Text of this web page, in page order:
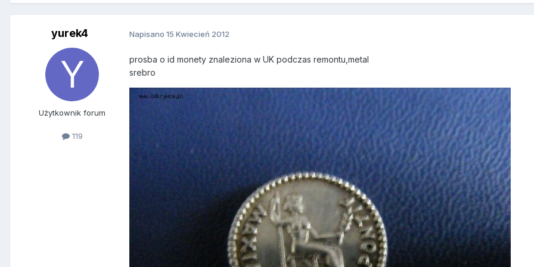
yurek4
Użytkownik forum
119
Napisano 15 Kwiecień 2012
prosba o id monety znaleziona w UK podczas remontu,metal
srebro